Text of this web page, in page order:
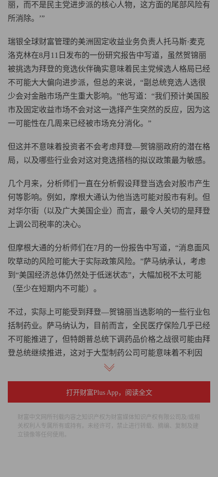
丽，而不是民主党进步派的核心人物，这方面的尾部风险有
所消除。’”
瑞银全球财富管理的美洲固定收益业务负责人托马斯·麦克
洛克林在8月11日发布的一份研究报告中写道，虽然贺锦丽
被挑选为拜登的竞选伙伴确实意味着民主党候选人格局已经
不可能大大偏向进步派，但总的来说，“副总统竞选人选很
少会对金融市场产生重大影响。”他写道：“我们预计美国股
市及固定收益市场不会对这一选择产生突然的反应，因为这
一可能性在几周来已经被市场充分消化。”
但这并不意味着投资者不会考虑拜登—贺锦丽政府的潜在格
局，以及哪些行业会对这对竞选搭档的拟议政策最为敏感。
几个月来，分析师们一直在分析假设拜登当选会对股市产生
何等影响。例如，摩根大通认为他当选可能对股市有利。但
对华尔街（以及广大美国企业）而言，最令人关切的是拜登
上调公司税率的决心。
但摩根大通的分析师们在7月的一份报告中写道，“消息面风
吹草动的风险可能大于实际政策风险。”萨马纳承认，考虑
到“美国经济总体仍然处于低迷状态”，大幅加税不太可能
（至少在短期内不可能）。
不过，实际上可能受到拜登—贺锦丽当选影响的一些行业包
括制药业。萨马纳认为，目前而言，全民医疗保险几乎已经
不可能推进了，但特朗普总统下调药品价格之战很可能由拜
登总统继续推进，这对于大型制药公司可能意味着不利因
与此同时，尽管科技业近来是个富有争议的热点问题，人们
不断呼吁在隐私保护和法规方面对科技业开展更多强监管，
但拜登选择贺锦丽实际上有可能对大型科技公司有利。正如
《财富》杂志的骆杰峰最近报道的那样，贺锦丽与硅谷颇有
打开财富Plus App，阅读全文
财富中文网所刊载内容之知识产权为财富媒体知识产权有限公司及/或相
关权利人专属所有或持有。未经许可，禁止进行转载、摘编、复制及建
立镜像等任何使用。